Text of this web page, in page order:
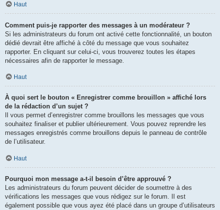
Haut
Comment puis-je rapporter des messages à un modérateur ?
Si les administrateurs du forum ont activé cette fonctionnalité, un bouton
dédié devrait être affiché à côté du message que vous souhaitez
rapporter. En cliquant sur celui-ci, vous trouverez toutes les étapes
nécessaires afin de rapporter le message.
Haut
À quoi sert le bouton « Enregistrer comme brouillon » affiché lors
de la rédaction d’un sujet ?
Il vous permet d’enregistrer comme brouillons les messages que vous
souhaitez finaliser et publier ultérieurement. Vous pouvez reprendre les
messages enregistrés comme brouillons depuis le panneau de contrôle
de l’utilisateur.
Haut
Pourquoi mon message a-t-il besoin d’être approuvé ?
Les administrateurs du forum peuvent décider de soumettre à des
vérifications les messages que vous rédigez sur le forum. Il est
également possible que vous ayez été placé dans un groupe d’utilisateurs